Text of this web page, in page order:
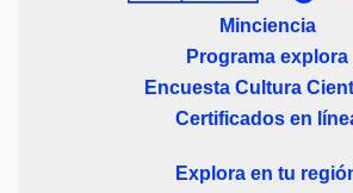
Minciencia
Programa explora
Encuesta Cultura
Certificados en
Explora en tu